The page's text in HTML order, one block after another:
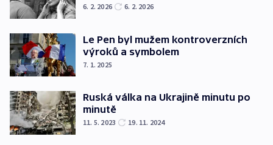
6. 2. 2026 6. 2. 2026
Le Pen byl mužem kontroverzních
výroků a symbolem
7. 1. 2025
Ruská válka na Ukrajině minutu po
minutě
11. 5. 2023 19. 11. 2024